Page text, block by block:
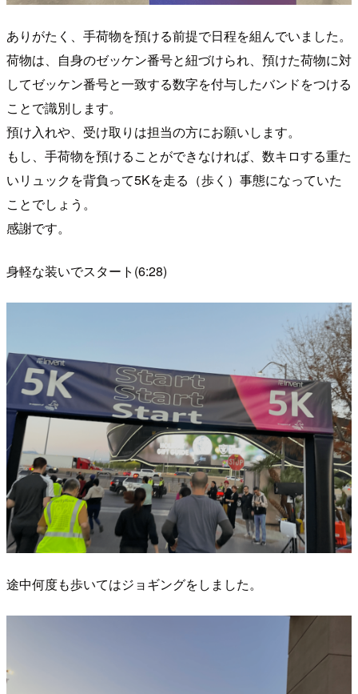
ありがたく、手荷物を預ける前提で日程を組んでいました。
荷物は、自身のゼッケン番号と紐づけられ、預けた荷物に対
してゼッケン番号と一致する数字を付与したバンドをつける
ことで識別します。
預け入れや、受け取りは担当の方にお願いします。
もし、手荷物を預けることができなければ、数キロする重た
いリュックを背負って5Kを走る（歩く）事態になっていた
ことでしょう。
感謝です。
身軽な装いでスタート(6:28)
途中何度も歩いてはジョギングをしました。